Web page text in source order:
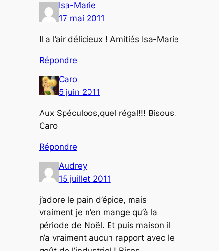
Isa-Marie
17 mai 2011
Il a l’air délicieux ! Amitiés Isa-Marie
Répondre
Caro
5 juin 2011
Aux Spéculoos,quel régal!!! Bisous.
Caro
Répondre
Audrey
15 juillet 2011
j’adore le pain d’épice, mais
vraiment je n’en mange qu’à la
période de Noël. Et puis maison il
n’a vraiment aucun rapport avec le